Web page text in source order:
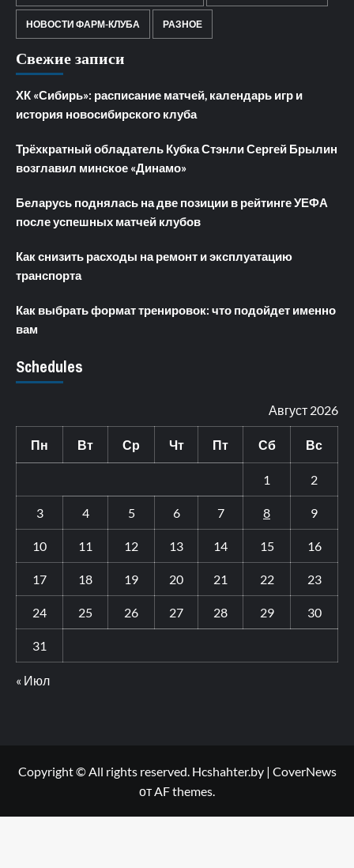
НОВОСТИ ФАРМ-КЛУБА РАЗНОЕ
Свежие записи
ХК «Сибирь»: расписание матчей, календарь игр и
история новосибирского клуба
Трёхкратный обладатель Кубка Стэнли Сергей Брылин
возглавил минское «Динамо»
Беларусь поднялась на две позиции в рейтинге УЕФА
после успешных матчей клубов
Как снизить расходы на ремонт и эксплуатацию
транспорта
Как выбрать формат тренировок: что подойдет именно
вам
Schedules
Август 2026
Пн Вт Ср Чт Пт Сб Вс
1 2
3 4 5 6 7 8 9
10 11 12 13 14 15 16
17 18 19 20 21 22 23
24 25 26 27 28 29 30
31
« Июл
Copyright © All rights reserved. Hcshahter.by | CoverNews
от AF themes.